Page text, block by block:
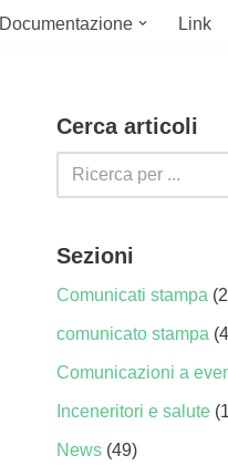
Documentazione Link
Cerca articoli
Sezioni
Comunicati stampa
comunicato stampa
Comunicazioni a
Inceneritori e salute
News (49)